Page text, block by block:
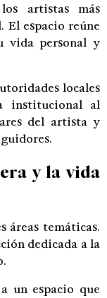
artistas más
El espacio reúne
vida personal y
locales
institucional al
del artista y
y la vida
áreas temáticas.
dedicada a la
un espacio que